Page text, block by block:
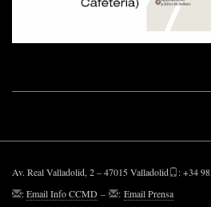
Av. Real Valladolid, 2 – 47015 Valladolid
: +34
:Email Info CCMD – : Email Prensa